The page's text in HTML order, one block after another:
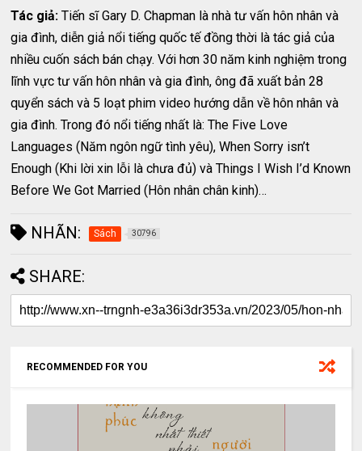
Tác giả:Tiến sĩ Gary D. Chapman là nhà tư vấn hôn nhân và
gia đình, diễn giả nổi tiếng quốc tế đồng thời là tác giả của
nhiều cuốn sách bán chạy. Với hơn 30 năm kinh nghiệm trong
lĩnh vực tư vấn hôn nhân và gia đình, ông đã xuất bản 28
quyển sách và 5 loạt phim video hướng dẫn về hôn nhân và
gia đình. Trong đó nổi tiếng nhất là: The Five Love
Languages (Năm ngôn ngữ tình yêu), When Sorry isn’t
Enough (Khi lời xin lỗi là chưa đủ) và Things I Wish I’d Known
Before We Got Married (Hôn nhân chân kinh)…
NHÃN: Sách 30796
SHARE:
RECOMMENDED FOR YOU